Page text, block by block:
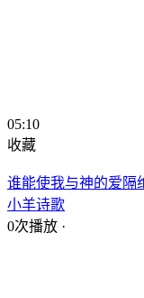
05:10
收藏
谁能使我与神的爱隔
小羊诗歌
0次播放 ·